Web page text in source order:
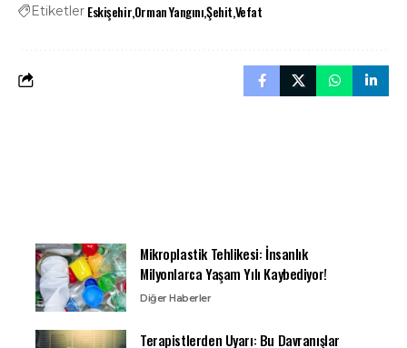
Etiketler EskişehirOrman YangınıŞehitVefat
Mikroplastik Tehlikesi: İnsanlık
Milyonlarca Yaşam Yılı Kaybediyor!
Diğer Haberler
Terapistlerden Uyarı: Bu Davranışlar